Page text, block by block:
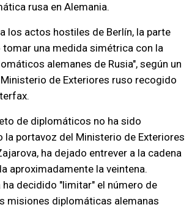
rusa en Alemania.
los actos hostiles de Berlín, la parte
tomar una medida simétrica con la
alemanes de Rusia", según un
de Exteriores ruso recogido
de diplomáticos no ha sido
la portavoz del Ministerio de Exteriores
ha dejado entrever a la cadena
aproximadamente la veintena.
decidido "limitar" el número de
misiones diplomáticas alemanas